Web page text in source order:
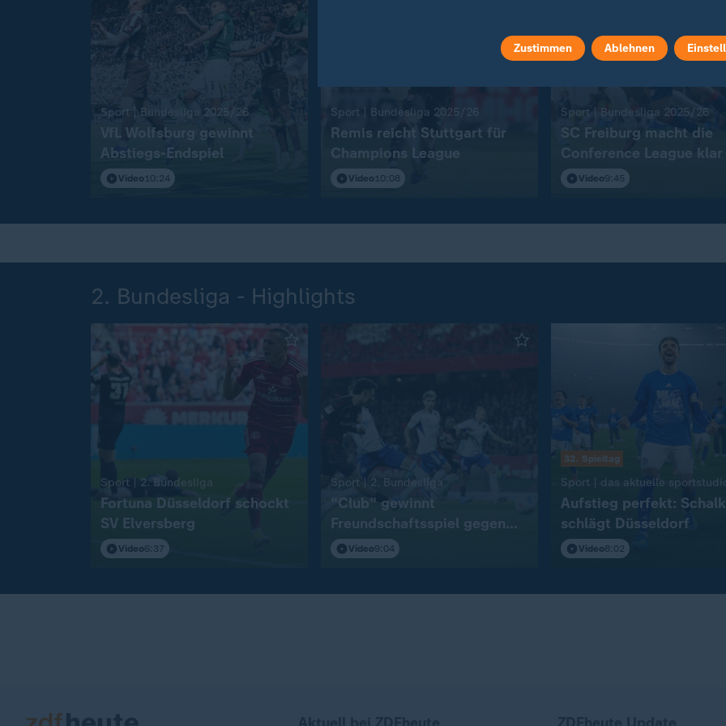
Sport | Bundesliga 2025/26:
VfL Wolfsburg gewinnt
Abstiegs-Endspiel
Video 10:24
Sport | Bundesliga 2025/26
Remis reicht Stuttgart für
Champions League
Video 10:08
Sport | Bundesliga 2025/26:
SC Freiburg macht die
Conference League klar
Video9:45
2. Bundesliga - Highlights
Sport | 2. Bundesliga
Fortuna Düsseldorf schockt
SV Elversberg
Video6:37
Sport | 2. Bundesliga
"Club" gewinnt
Freundschaftsspiel gegen
S04Video9:04
32. Spieltag
Sport | das aktuelle
Aufstieg perfekt:
schlägt Düsseldorf
Video8:02
Zustimmen Ablehnen